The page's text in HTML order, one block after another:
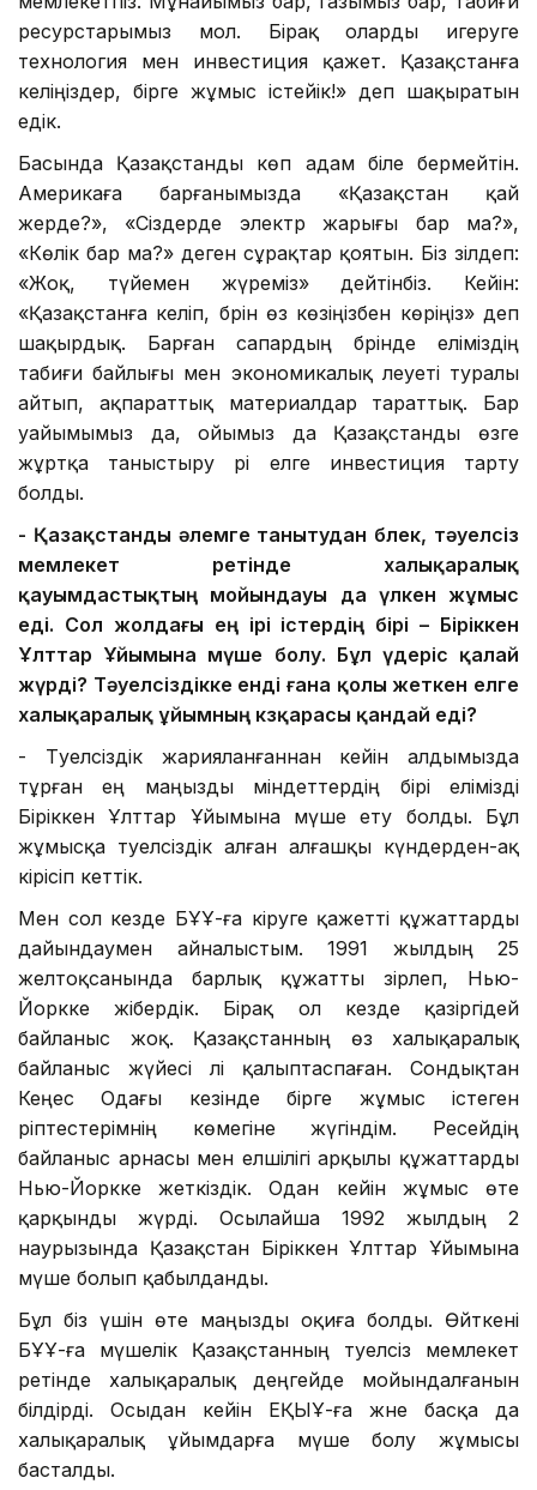
ресурстарымыз мол. Бірақ оларды игеруге
технология мен инвестиция қажет. Қазақстанға
келіңіздер, бірге жұмыс істейік!» деп шақыратын
едік.
Басында Қазақстанды көп адам біле бермейтін.
Америкаға барғанымызда «Қазақстан қай
жерде?», «Сіздерде электр жарығы бар ма?»,
«Көлік бар ма?» деген сұрақтар қоятын. Біз әзілдеп:
«Жоқ, түйемен жүреміз» дейтінбіз. Кейін:
«Қазақстанға келіп, бәрін өз көзіңізбен көріңіз» деп
шақырдық. Барған сапардың бәрінде еліміздің
табиғи байлығы мен экономикалық әлеуеті туралы
айтып, ақпараттық материалдар тараттық. Бар
уайымымыз да, ойымыз да Қазақстанды өзге
жұртқа таныстыру әрі елге инвестиция тарту
болды.
- Қазақстанды әлемге танытудан бөлек, тәуелсіз
мемлекет ретінде халықаралық
қауымдастықтың мойындауы да үлкен жұмыс
еді. Сол жолдағы ең ірі істердің бірі – Біріккен
Ұлттар Ұйымына мүше болу. Бұл үдеріс қалай
жүрді? Тәуелсіздікке енді ғана қолы жеткен елге
халықаралық ұйымның көзқарасы қандай еді?
- Тәуелсіздік жарияланғаннан кейін алдымызда
тұрған ең маңызды міндеттердің бірі елімізді
Біріккен Ұлттар Ұйымына мүше ету болды. Бұл
жұмысқа тәуелсіздік алған алғашқы күндерден-ақ
кірісіп кеттік.
Мен сол кезде БҰҰ-ға кіруге қажетті құжаттарды
дайындаумен айналыстым. 1991 жылдың 25
желтоқсанында барлық құжатты әзірлеп, Нью-
Йоркке жібердік. Бірақ ол кезде қазіргідей
байланыс жоқ. Қазақстанның өз халықаралық
байланыс жүйесі әлі қалыптаспаған. Сондықтан
Кеңес Одағы кезінде бірге жұмыс істеген
әріптестерімнің көмегіне жүгіндім. Ресейдің
байланыс арнасы мен елшілігі арқылы құжаттарды
Нью-Йоркке жеткіздік. Одан кейін жұмыс өте
қарқынды жүрді. Осылайша 1992 жылдың 2
наурызында Қазақстан Біріккен Ұлттар Ұйымына
мүше болып қабылданды.
Бұл біз үшін өте маңызды оқиға болды. Өйткені
БҰҰ-ға мүшелік Қазақстанның тәуелсіз мемлекет
ретінде халықаралық деңгейде мойындалғанын
білдірді. Осыдан кейін ЕҚЫҰ-ға және басқа да
халықаралық ұйымдарға мүше болу жұмысы
басталды.